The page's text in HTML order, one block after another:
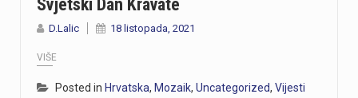
Svjetski Dan Kravate
D.Lalic 18 listopada, 2021
VIŠE
Posted in Hrvatska, Mozaik, Uncategorized, Vijesti